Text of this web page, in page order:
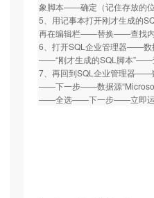
象脚本——确定（记住存放的
5、用记事本打开刚才生成的
再在编辑栏——替换——查找内
6、打开SQL企业管理器——
——“刚才生成的SQL脚本
7、再回到SQL企业管理器
——下一步——数据源
——全选——下一步——立即